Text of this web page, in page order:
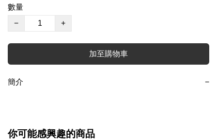
數量
−
+
加至購物車
簡介 −
你可能感興趣的商品